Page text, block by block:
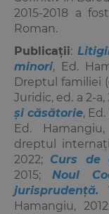
2015-2018 a
Roman.
Publicații:
minori, Ed.
Dreptul familiei
Juridic, ed. a 2-
și căsătorie,
Ed.
dreptul
2022; Curs de
2015;Noul
jurisprudență.
Hamangiu,